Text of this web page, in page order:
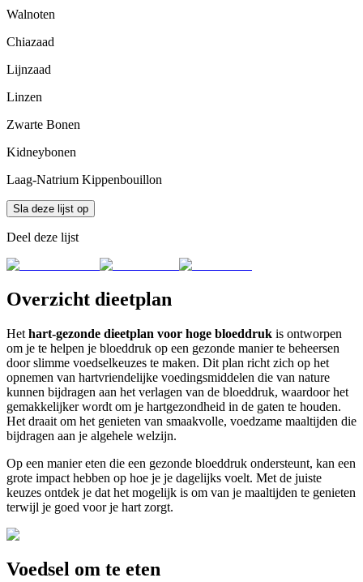
Walnoten
Chiazaad
Lijnzaad
Linzen
Zwarte Bonen
Kidneybonen
Laag-Natrium Kippenbouillon
Sla deze lijst op
Deel deze lijst
Overzicht dieetplan
Het hart-gezonde dieetplan voor hoge bloeddruk is ontworpen
om je te helpen je bloeddruk op een gezonde manier te beheersen
door slimme voedselkeuzes te maken. Dit plan richt zich op het
opnemen van hartvriendelijke voedingsmiddelen die van nature
kunnen bijdragen aan het verlagen van de bloeddruk, waardoor het
gemakkelijker wordt om je hartgezondheid in de gaten te houden.
Het draait om het genieten van smaakvolle, voedzame maaltijden die
bijdragen aan je algehele welzijn.
Op een manier eten die een gezonde bloeddruk ondersteunt, kan een
grote impact hebben op hoe je je dagelijks voelt. Met de juiste
keuzes ontdek je dat het mogelijk is om van je maaltijden te genieten
terwijl je goed voor je hart zorgt.
Voedsel om te eten